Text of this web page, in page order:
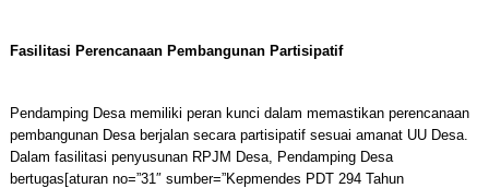
Fasilitasi Perencanaan Pembangunan Partisipatif
Pendamping Desa memiliki peran kunci dalam memastikan perencanaan
pembangunan Desa berjalan secara partisipatif sesuai amanat UU Desa.
Dalam fasilitasi penyusunan RPJM Desa, Pendamping Desa
bertugas[aturan no=”31″ sumber=”Kepmendes PDT 294 Tahun